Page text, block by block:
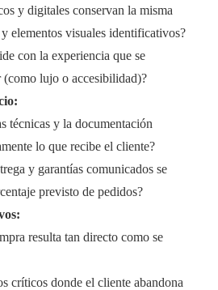
y digitales conservan la misma
elementos visuales identificativos?
con la experiencia que se
(como lujo o accesibilidad)?
técnicas y la documentación
lo que recibe el cliente?
y garantías comunicados se
previsto de pedidos?
resulta tan directo como se
críticos donde el cliente abandona